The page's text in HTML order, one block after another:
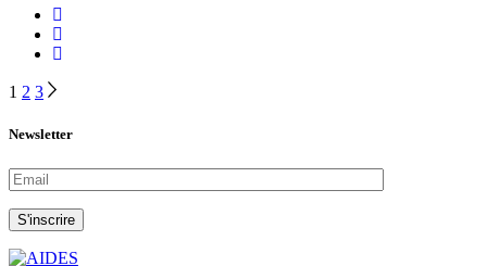
Navigation
des
1 2 3
Newsletter
S'inscrire